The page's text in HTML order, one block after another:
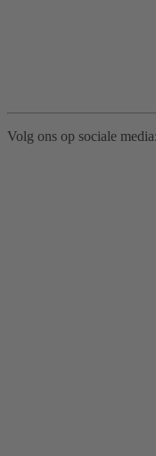
Volg ons op sociale media: